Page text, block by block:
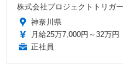
株式会社プロジェクトトリガー
神奈川県
月給25万7,000円～32万円
正社員